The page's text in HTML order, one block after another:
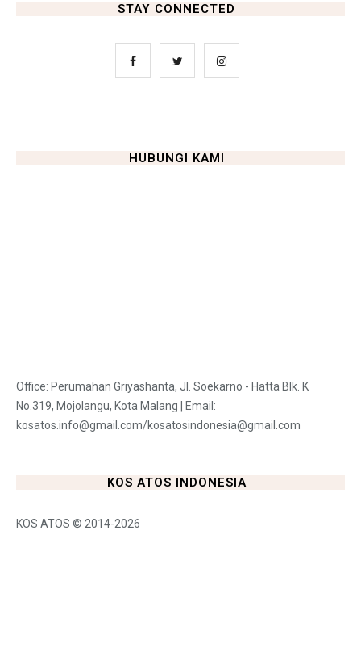
STAY CONNECTED
HUBUNGI KAMI
Office: Perumahan Griyashanta, Jl. Soekarno - Hatta Blk. K
No.319, Mojolangu, Kota Malang | Email:
kosatos.info@gmail.com/kosatosindonesia@gmail.com
KOS ATOS INDONESIA
KOS ATOS © 2014-2026